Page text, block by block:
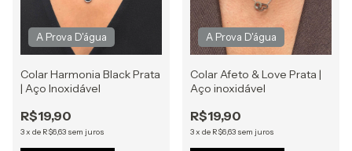
Colar Harmonia Black Prata
| Aço Inoxidável
R$19,90
3x de R$6,63 sem juros
Colar Afeto & Love Prata |
Aço inoxidável
R$19,90
3x de R$6,63 sem juros